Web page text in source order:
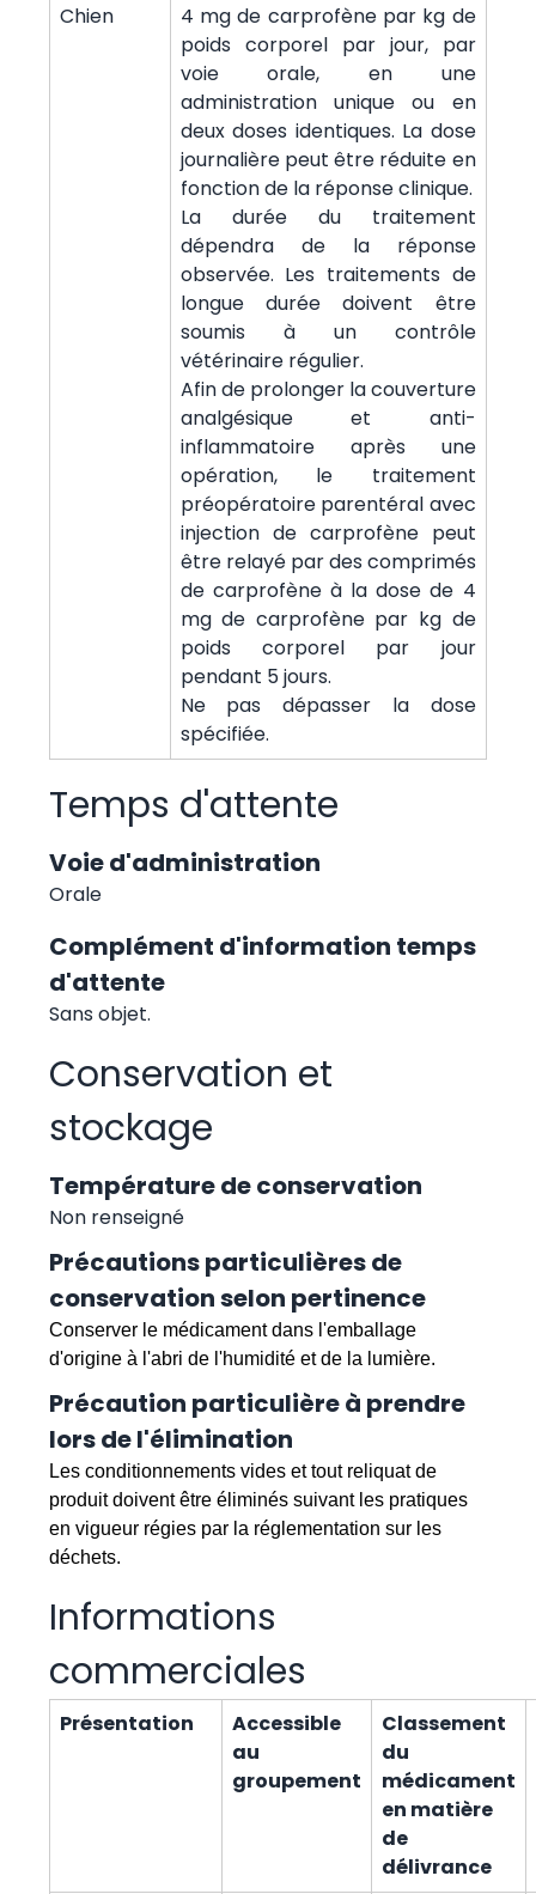
Chien
4 mg de carprofène par kg de
poids corporel par jour, par
voie orale, en une
administration unique ou en
deux doses identiques. La dose
journalière peut être réduite en
fonction de la réponse clinique.
La durée du traitement
dépendra de la réponse
observée. Les traitements de
longue durée doivent être
soumis à un contrôle
vétérinaire régulier.
Afin de prolonger la couverture
analgésique et anti-
inflammatoire après une
opération, le traitement
préopératoire parentéral avec
injection de carprofène peut
être relayé par des comprimés
de carprofène à la dose de 4
mg de carprofène par kg de
poids corporel par jour
pendant 5 jours.
Ne pas dépasser la dose
spécifiée.
Temps d'attente
Voie d'administration
Orale
Complément d'information temps
d'attente
Sans objet.
Conservation et
stockage
Température de conservation
Non renseigné
Précautions particulières de
conservation selon pertinence
Conserver le médicament dans l'emballage
d'origine à l'abri de l'humidité et de la lumière.
Précaution particulière à prendre
lors de l'élimination
Les conditionnements vides et tout reliquat de
produit doivent être éliminés suivant les pratiques
en vigueur régies par la réglementation sur les
déchets.
Informations
commerciales
Présentation
Accessible
au
groupement
Classement
du
médicament
en matière
de
délivrance